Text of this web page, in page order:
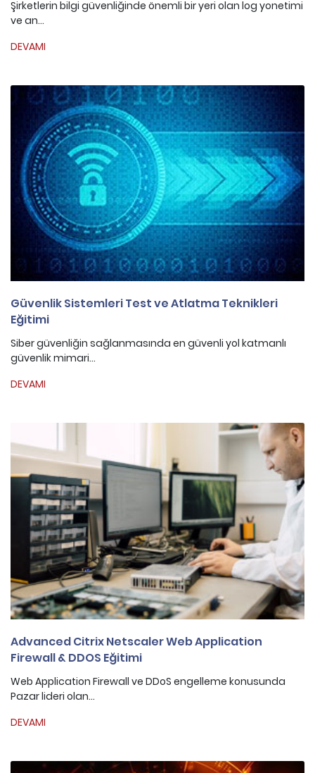
Şirketlerin bilgi güvenliğinde önemli bir yeri olan log yonetimi
ve an...
DEVAMI
Güvenlik Sistemleri Test ve Atlatma Teknikleri
Eğitimi
Siber güvenliğin sağlanmasında en güvenli yol katmanlı
güvenlik mimari...
DEVAMI
Advanced Citrix Netscaler Web Application
Firewall & DDOS Eğitimi
Web Application Firewall ve DDoS engelleme konusunda
Pazar lideri olan...
DEVAMI